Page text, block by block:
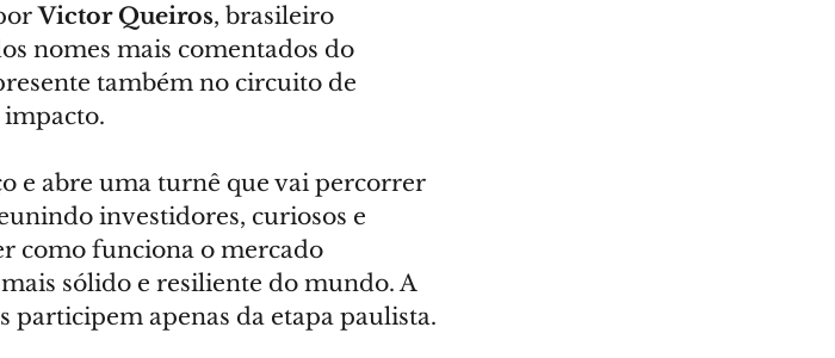
Victor Queiros, brasileiro
nomes mais comentados do
também no circuito de
impacto.
e abre uma turnê que vai percorrer
investidores, curiosos e
como funciona o mercado
sólido e resiliente do mundo. A
participem apenas da etapa paulista.